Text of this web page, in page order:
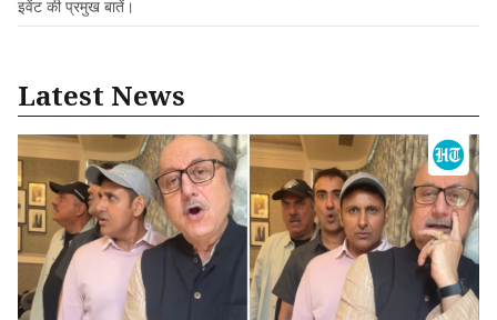
इवेंट की प्रमुख बातें।
Latest News